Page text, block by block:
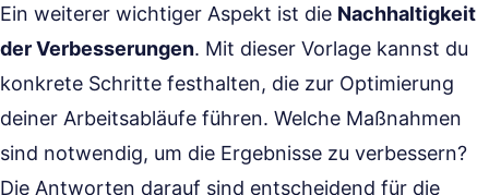
Ein weiterer wichtiger Aspekt ist die Nachhaltigkeit
der Verbesserungen. Mit dieser Vorlage kannst du
konkrete Schritte festhalten, die zur Optimierung
deiner Arbeitsabläufe führen. Welche Maßnahmen
sind notwendig, um die Ergebnisse zu verbessern?
Die Antworten darauf sind entscheidend für die